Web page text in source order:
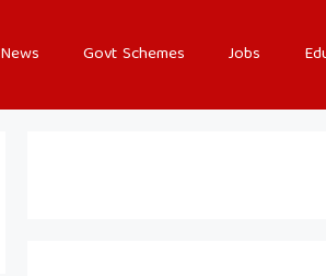
News Govt Schemes Jobs